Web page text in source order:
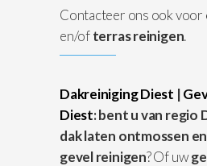
Contacteer ons ook voor
en/ofterras reinigen.
Dakreiniging Diest |
Diest: bent u van regio
dak laten ontmossen
gevel reinigen? Of uw